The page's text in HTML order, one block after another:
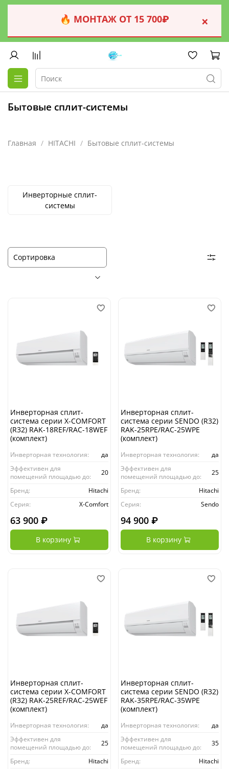
🔥 МОНТАЖ ОТ 15 700₽ ×
Бытовые сплит-системы
Главная HITACHI Бытовые сплит-системы
Инверторные сплит-
системы
Инверторная сплит-
система серии X-COMFORT
(R32) RAK-18REF/RAC-18WEF
(комплект)
Инверторная технология:
да
Эффективен для
помещений площадью до:
20
Бренд:
Hitachi
Серия:
X-Comfort
63 900 ₽
В корзину
Инверторная сплит-
система серии SENDO (R32)
RAK-25RPE/RAC-25WPE
(комплект)
Инверторная технология:
да
Эффективен для
помещений площадью до:
25
Бренд:
Hitachi
Серия:
Sendo
94 900 ₽
В корзину
Инверторная сплит-
система серии X-COMFORT
(R32) RAK-25REF/RAC-25WEF
(комплект)
Инверторная технология:
да
Эффективен для
помещений площадью до:
25
Бренд:
Hitachi
Инверторная сплит-
система серии SENDO (R32)
RAK-35RPE/RAC-35WPE
(комплект)
Инверторная технология:
да
Эффективен для
помещений площадью до:
35
Бренд:
Hitachi